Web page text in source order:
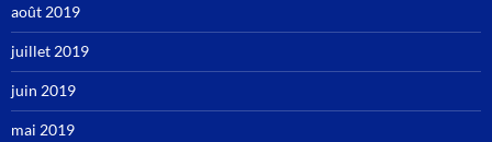
août 2019
juillet 2019
juin 2019
mai 2019